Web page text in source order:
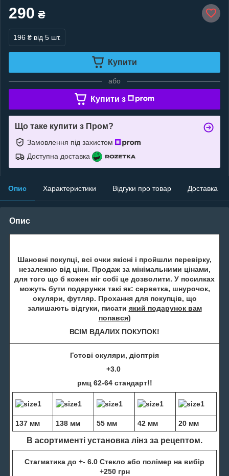
290 ₴
196 ₴ від 5 шт.
Купити
або
Купити з
Що таке купити з Пром?
Замовлення під захистом
Доступна доставка
Опис Характеристики Відгуки про товар Доставка
Опис
Шановні покупці, всі очки якісні і пройшли перевірку,
незалежно від ціни. Продаж за мінімальними цінами,
для того що б кожен міг собі це дозволити. У посилках
можуть бути подарунки такі як: серветка, шнурочок,
окуляри, футляр. Прохання для покупців, що
залишають відгуки, писати який подарунок вам
попався)
ВСІМ ВДАЛИХ ПОКУПОК!
Готові окуляри, діоптрія
+3.0
рмц 62-64 стандарт!!
137 мм 138 мм 55 мм 42 мм 20 мм
В асортименті установка лінз за рецептом.
Стагматика до +- 6.0 Стекло або полімер на вибір
+250 грн